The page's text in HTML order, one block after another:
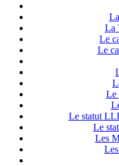
La
Le
Le
Le
Le statut
Le
Les